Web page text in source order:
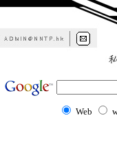
Web